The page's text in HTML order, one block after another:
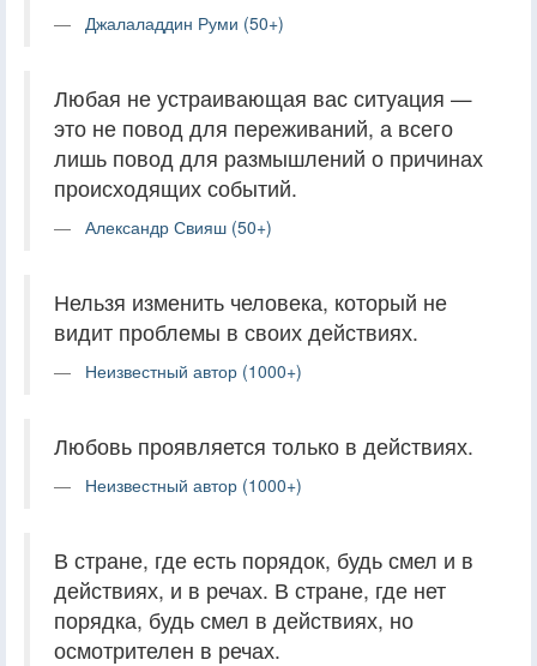
Джалаладдин Руми (50+)
Любая не устраивающая вас ситуация —
это не повод для переживаний, а всего
лишь повод для размышлений о причинах
происходящих событий.
Александр Свияш (50+)
Нельзя изменить человека, который не
видит проблемы в своих действиях.
Неизвестный автор (1000+)
Любовь проявляется только в действиях.
Неизвестный автор (1000+)
В стране, где есть порядок, будь смел и в
действиях, и в речах. В стране, где нет
порядка, будь смел в действиях, но
осмотрителен в речах.